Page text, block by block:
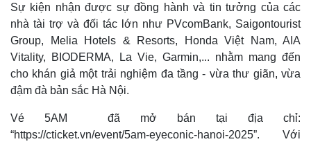
Sự kiện nhận được sự đồng hành và tin tưởng của các
nhà tài trợ và đối tác lớn như PVcomBank, Saigontourist
Group, Melia Hotels & Resorts, Honda Việt Nam, AIA
Vitality, BIODERMA, La Vie, Garmin,... nhằm mang đến
cho khán giả một trải nghiệm đa tầng - vừa thư giãn, vừa
đậm đà bản sắc Hà Nội.
Vé 5AM đã mở bán tại địa chỉ:
“https://cticket.vn/event/5am-eyeconic-hanoi-2025”. Với